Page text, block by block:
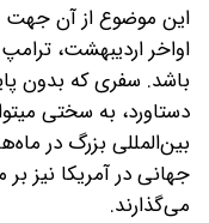
این موضوع از آن جهت
اواخر اردیبهشت،
باشد. سفری که بدون
دستاورد، به سختی
بین‌المللی بزرگ در
جهانی در آمریکا نیز
می‌گذارند.